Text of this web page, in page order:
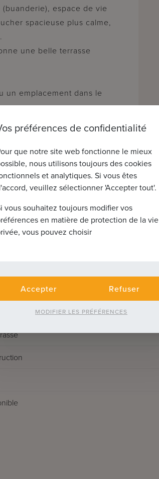
espace de vie
spacieuse plus calme,
une belle terrasse
un emplacement dans le
de classe donnera
unique qu'il mérite.
préférences de confidentialité
que notre site web fonctionne le mieux
nous utilisons toujours des cookies
et analytiques. Si vous êtes
veuillez sélectionner 'Accepter tout'.
vous souhaitez toujours modifier vos
en matière de protection de la vie
vous pouvez choisir
Accepter Refuser
MODIFIER LES PRÉFÉRENCES